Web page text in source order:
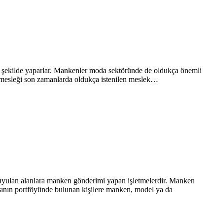
yaparlar. Mankenler moda sektöründe de oldukça önemli
son zamanlarda oldukça istenilen meslek…
alanlara manken gönderimi yapan işletmelerdir. Manken
portföyünde bulunan kişilere manken, model ya da